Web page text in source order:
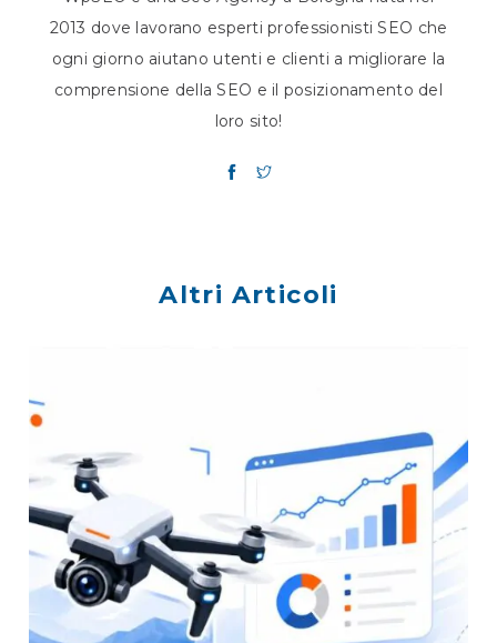
2013 dove lavorano esperti professionisti SEO che
ogni giorno aiutano utenti e clienti a migliorare la
comprensione della SEO e il posizionamento del
loro sito!
Altri Articoli